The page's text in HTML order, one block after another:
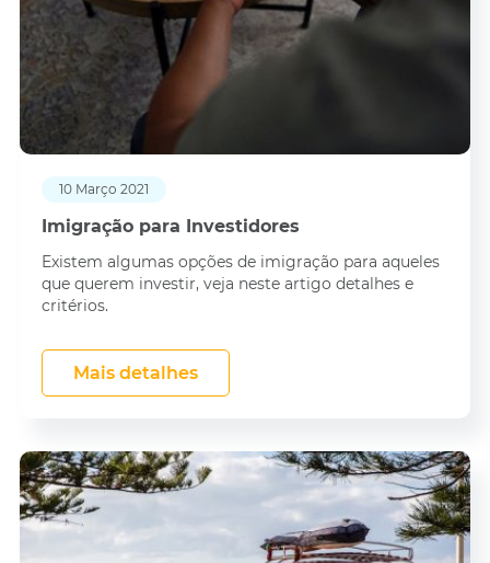
10 Março 2021
Imigração para Investidores
Existem algumas opções de imigração para aqueles
que querem investir, veja neste artigo detalhes e
critérios.
Mais detalhes